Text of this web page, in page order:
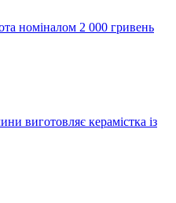
номіналом 2 000 гривень
виготовляє керамістка із